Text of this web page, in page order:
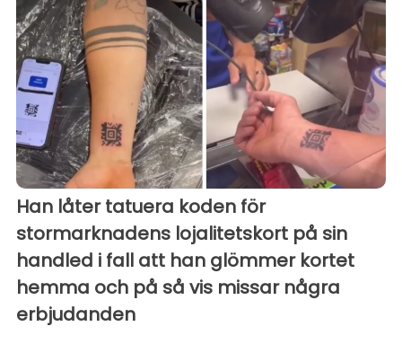
Han låter tatuera koden för
stormarknadens lojalitetskort på sin
handled i fall att han glömmer kortet
hemma och på så vis missar några
erbjudanden